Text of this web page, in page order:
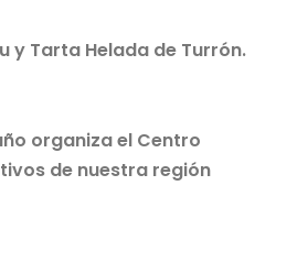
y Tarta Helada de Turrón.
organiza el Centro
de nuestra región